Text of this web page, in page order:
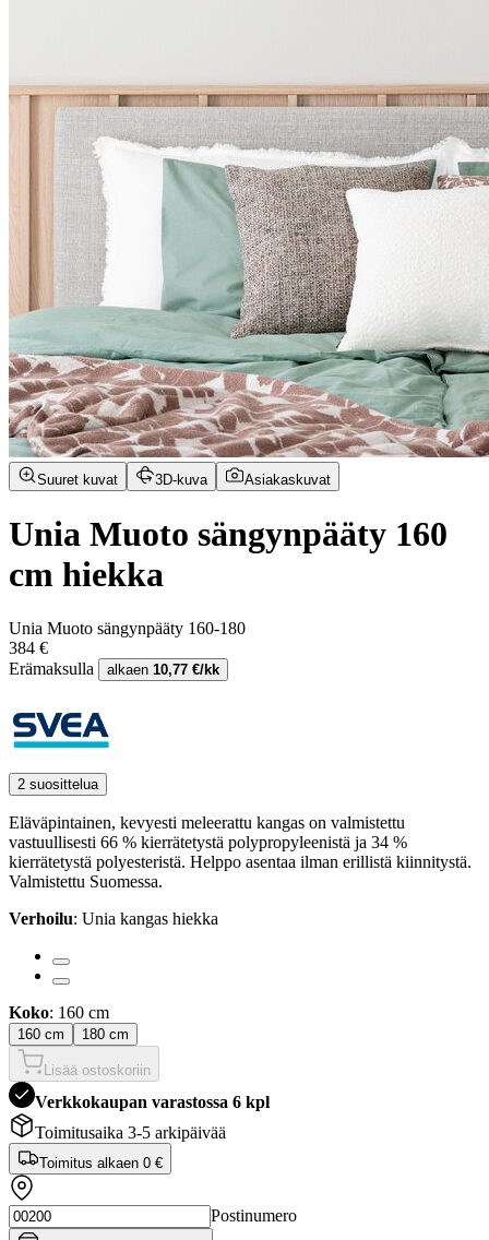
Suuret kuvat 3D-kuva Asiakaskuvat
Unia Muoto sängynpääty 160
cm hiekka
Unia Muoto sängynpääty 160-180
384 €
Erämaksulla
alkaen 10,77 €/kk
2 suosittelua
Eläväpintainen, kevyesti meleerattu kangas on valmistettu
vastuullisesti 66 % kierrätetystä polypropyleenistä ja 34 %
kierrätetystä polyesteristä. Helppo asentaa ilman erillistä kiinnitystä.
Valmistettu Suomessa.
Verhoilu: Unia kangas hiekka
Koko: 160 cm
160 cm 180 cm
Lisää ostoskoriin
Verkkokaupan varastossa 6 kpl
Toimitusaika 3-5 arkipäivää
Toimitus alkaen 0 €
Postinumero